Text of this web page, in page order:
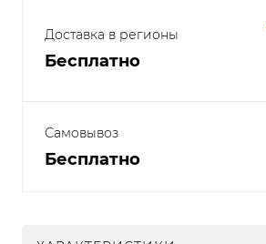
Доставка в регионы
Бесплатно
Самовывоз
Бесплатно